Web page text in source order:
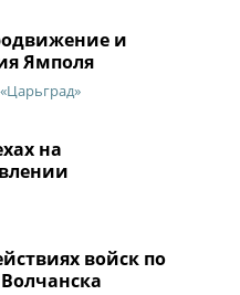
и
Ямполя
на
войск по